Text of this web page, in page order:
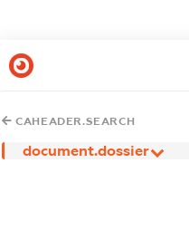
CAHEADER.SEARCH
document.dossier